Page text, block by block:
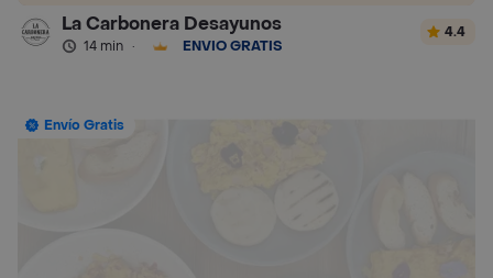
La Carbonera Desayunos
14 min · ENVÍO GRATIS
4.4
Envío Gratis